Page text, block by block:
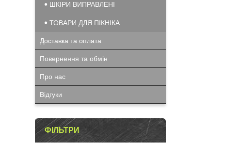
ШКІРИ ВИПРАВЛЕНІ
ТОВАРИ ДЛЯ ПІКНІКА
Доставка та оплата
Повернення та обмін
Про нас
Відгуки
ФІЛЬТРИ